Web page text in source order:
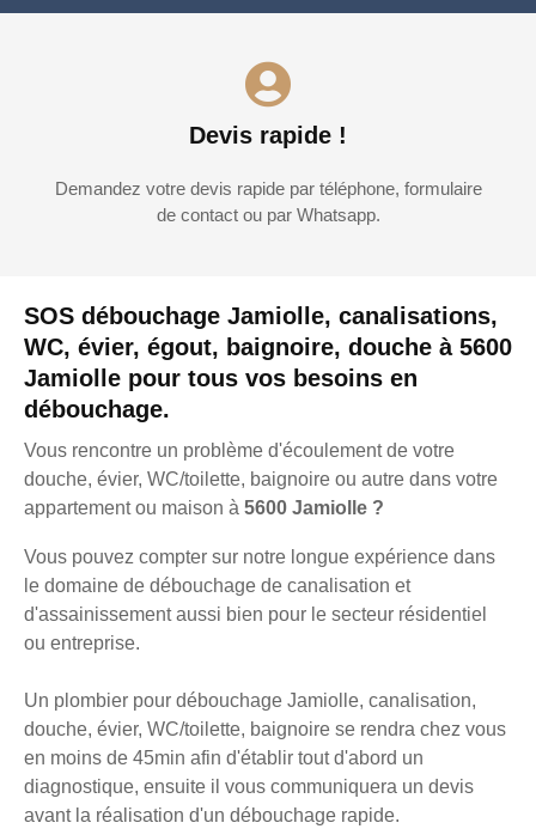
SOS débouchage Jamiolle, canalisations,
WC, évier, égout, baignoire, douche à 5600
Jamiolle pour tous vos besoins en
débouchage.
Vous rencontre un problème d'écoulement de votre
douche, évier, WC/toilette, baignoire ou autre dans votre
appartement ou maison à 5600 Jamiolle ?
Vous pouvez compter sur notre longue expérience dans
le domaine de débouchage de canalisation et
d'assainissement aussi bien pour le secteur résidentiel
ou entreprise.
Un plombier pour débouchage Jamiolle, canalisation,
douche, évier, WC/toilette, baignoire se rendra chez vous
en moins de 45min afin d'établir tout d'abord un
diagnostique, ensuite il vous communiquera un devis
avant la réalisation d'un débouchage rapide.
Devis rapide !
Demandez votre devis rapide par téléphone, formulaire
de contact ou par Whatsapp.